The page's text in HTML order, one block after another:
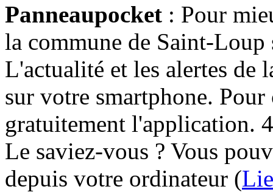
Panneaupocket : Pour
la commune de Saint-Loup
L'actualité et les alertes de
sur votre smartphone.
gratuitement l'application.
Le saviez-vous ? Vous
depuis votre ordinateur (